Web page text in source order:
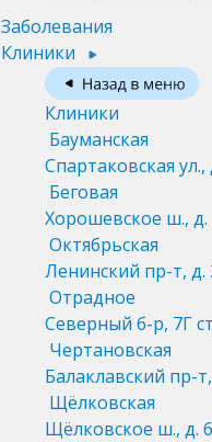
Заболевания
Клиники
Клиники
Бауманская
Спартаковская ул.,
Беговая
Хорошевское ш., д.
Октябрьская
Ленинский пр-т, д.
Отрадное
Северный б-р, 7Г
Чертановская
Балаклавский пр-
Щёлковская
Щёлковское ш., д.